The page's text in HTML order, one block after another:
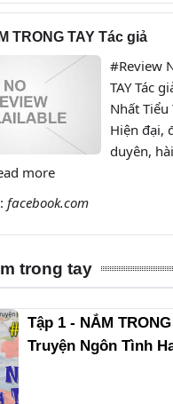
TRONG TAY Tác giả
#Review
TAY Tác
Nhất Tiểu
Hiện đại,
duyên,
more
: facebook.com
trong tay
Tập 1 - NẮM TRONG
Truyện Ngôn Tình